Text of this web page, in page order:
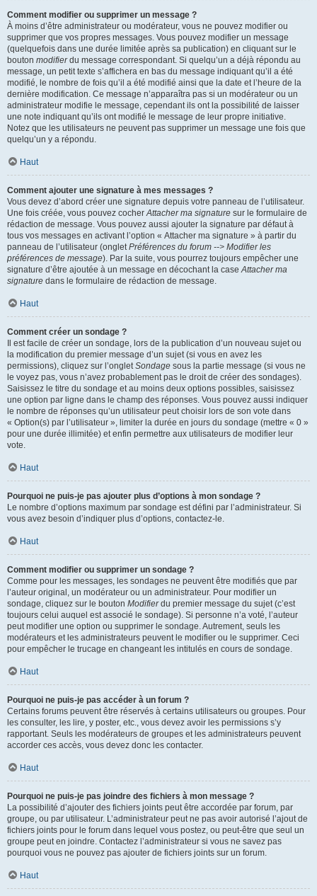
Comment modifier ou supprimer un message ?
À moins d’être administrateur ou modérateur, vous ne pouvez modifier ou
supprimer que vos propres messages. Vous pouvez modifier un message
(quelquefois dans une durée limitée après sa publication) en cliquant sur le
bouton modifierdu message correspondant. Si quelqu’un a déjà répondu au
message, un petit texte s’affichera en bas du message indiquant qu’il a été
modifié, le nombre de fois qu’il a été modifié ainsi que la date et l’heure de la
dernière modification. Ce message n’apparaîtra pas si un modérateur ou un
administrateur modifie le message, cependant ils ont la possibilité de laisser
une note indiquant qu’ils ont modifié le message de leur propre initiative.
Notez que les utilisateurs ne peuvent pas supprimer un message une fois que
quelqu’un y a répondu.
Haut
Comment ajouter une signature à mes messages ?
Vous devez d’abord créer une signature depuis votre panneau de l’utilisateur.
Une fois créée, vous pouvez cocherAttacher ma signature sur le formulaire de
rédaction de message. Vous pouvez aussi ajouter la signature par défaut à
tous vos messages en activant l’option « Attacher ma signature » à partir du
panneau de l’utilisateur (ongletPréférences du forum --> Modifier les
préférences de message). Par la suite, vous pourrez toujours empêcher une
signature d’être ajoutée à un message en décochant la caseAttacher ma
signature dans le formulaire de rédaction de message.
Haut
Comment créer un sondage ?
Il est facile de créer un sondage, lors de la publication d’un nouveau sujet ou
la modification du premier message d’un sujet (si vous en avez les
permissions), cliquez sur l’ongletSondage sous la partie message (si vous ne
le voyez pas, vous n’avez probablement pas le droit de créer des sondages).
Saisissez le titre du sondage et au moins deux options possibles, saisissez
une option par ligne dans le champ des réponses. Vous pouvez aussi indiquer
le nombre de réponses qu’un utilisateur peut choisir lors de son vote dans
« Option(s) par l’utilisateur », limiter la durée en jours du sondage (mettre « 0 »
pour une durée illimitée) et enfin permettre aux utilisateurs de modifier leur
vote.
Haut
Pourquoi ne puis-je pas ajouter plus d’options à mon sondage ?
Le nombre d’options maximum par sondage est défini par l’administrateur. Si
vous avez besoin d’indiquer plus d’options, contactez-le.
Haut
Comment modifier ou supprimer un sondage ?
Comme pour les messages, les sondages ne peuvent être modifiés que par
l’auteur original, un modérateur ou un administrateur. Pour modifier un
sondage, cliquez sur le bouton Modifierdu premier message du sujet (c’est
toujours celui auquel est associé le sondage). Si personne n’a voté, l’auteur
peut modifier une option ou supprimer le sondage. Autrement, seuls les
modérateurs et les administrateurs peuvent le modifier ou le supprimer. Ceci
pour empêcher le trucage en changeant les intitulés en cours de sondage.
Haut
Pourquoi ne puis-je pas accéder à un forum ?
Certains forums peuvent être réservés à certains utilisateurs ou groupes. Pour
les consulter, les lire, y poster, etc., vous devez avoir les permissions s’y
rapportant. Seuls les modérateurs de groupes et les administrateurs peuvent
accorder ces accès, vous devez donc les contacter.
Haut
Pourquoi ne puis-je pas joindre des fichiers à mon message ?
La possibilité d’ajouter des fichiers joints peut être accordée par forum, par
groupe, ou par utilisateur. L’administrateur peut ne pas avoir autorisé l’ajout de
fichiers joints pour le forum dans lequel vous postez, ou peut-être que seul un
groupe peut en joindre. Contactez l’administrateur si vous ne savez pas
pourquoi vous ne pouvez pas ajouter de fichiers joints sur un forum.
Haut